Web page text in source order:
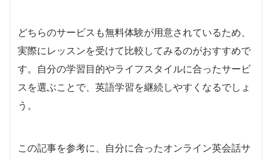
どちらのサービスも無料体験が用意されているため、
実際にレッスンを受けて比較してみるのがおすすめで
す。自分の学習目的やライフスタイルに合ったサービ
スを選ぶことで、英語学習を継続しやすくなるでしょ
う。
この記事を参考に、自分に合ったオンライン英会話サ